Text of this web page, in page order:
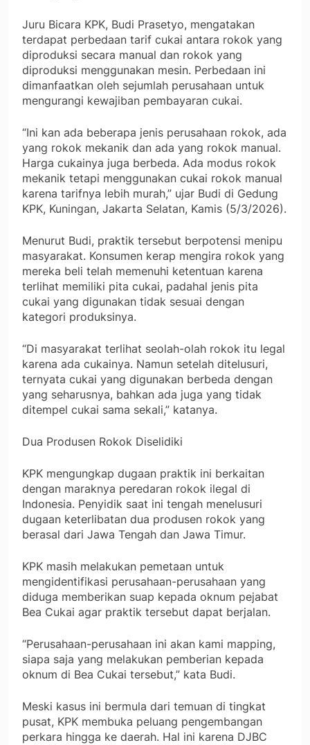
Juru Bicara KPK, Budi Prasetyo, mengatakan
terdapat perbedaan tarif cukai antara rokok yang
diproduksi secara manual dan rokok yang
diproduksi menggunakan mesin. Perbedaan ini
dimanfaatkan oleh sejumlah perusahaan untuk
mengurangi kewajiban pembayaran cukai.
“Ini kan ada beberapa jenis perusahaan rokok, ada
yang rokok mekanik dan ada yang rokok manual.
Harga cukainya juga berbeda. Ada modus rokok
mekanik tetapi menggunakan cukai rokok manual
karena tarifnya lebih murah,” ujar Budi di Gedung
KPK, Kuningan, Jakarta Selatan, Kamis (5/3/2026).
Menurut Budi, praktik tersebut berpotensi menipu
masyarakat. Konsumen kerap mengira rokok yang
mereka beli telah memenuhi ketentuan karena
terlihat memiliki pita cukai, padahal jenis pita
cukai yang digunakan tidak sesuai dengan
kategori produksinya.
“Di masyarakat terlihat seolah-olah rokok itu legal
karena ada cukainya. Namun setelah ditelusuri,
ternyata cukai yang digunakan berbeda dengan
yang seharusnya, bahkan ada juga yang tidak
ditempel cukai sama sekali,” katanya.
Dua Produsen Rokok Diselidiki
KPK mengungkap dugaan praktik ini berkaitan
dengan maraknya peredaran rokok ilegal di
Indonesia. Penyidik saat ini tengah menelusuri
dugaan keterlibatan dua produsen rokok yang
berasal dari Jawa Tengah dan Jawa Timur.
KPK masih melakukan pemetaan untuk
mengidentifikasi perusahaan-perusahaan yang
diduga memberikan suap kepada oknum pejabat
Bea Cukai agar praktik tersebut dapat berjalan.
“Perusahaan-perusahaan ini akan kami mapping,
siapa saja yang melakukan pemberian kepada
oknum di Bea Cukai tersebut,” kata Budi.
Meski kasus ini bermula dari temuan di tingkat
pusat, KPK membuka peluang pengembangan
perkara hingga ke daerah. Hal ini karena DJBC